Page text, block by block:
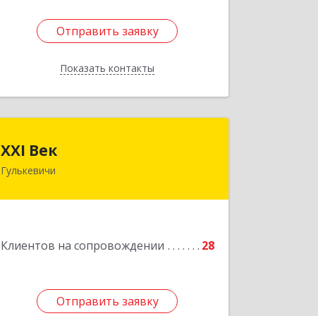
Отправить заявку
Показать контакты
Отправить заявку
Назад
XXI Век
Гулькевичи
Клиентов на сопровождении 28
Отправить заявку
352180, Краснодарский край, Отрадо-
Отправить заявку